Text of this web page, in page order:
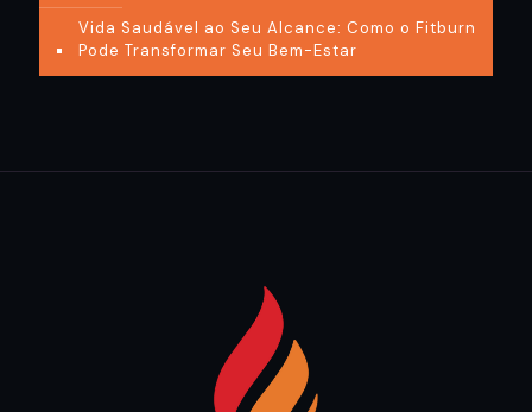
Vida Saudável ao Seu Alcance: Como o Fitburn
Pode Transformar Seu Bem-Estar